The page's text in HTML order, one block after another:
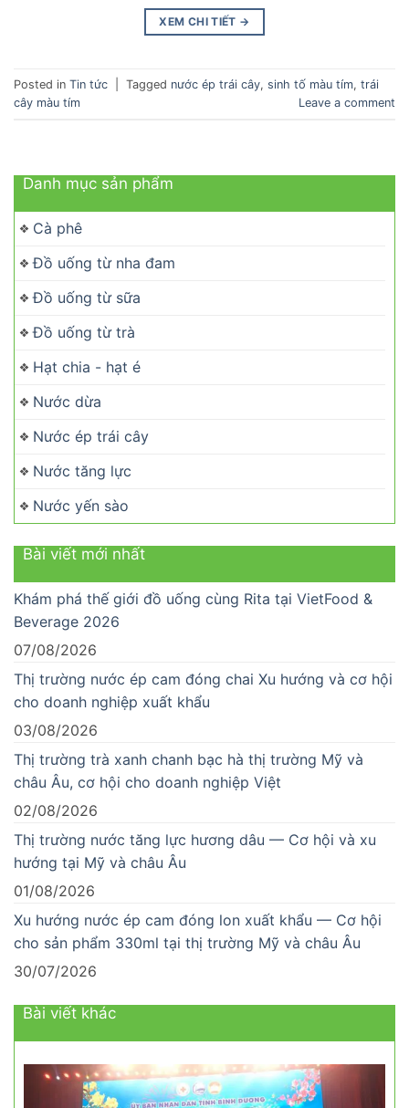
XEM CHI TIẾT →
Posted in Tin tức Tagged nước ép trái cây, sinh tố màu tím, trái
cây màu tím
Leave a comment
Danh mục sản phẩm
Cà phê
Đồ uống từ nha đam
Đồ uống từ sữa
Đồ uống từ trà
Hạt chia - hạt é
Nước dừa
Nước ép trái cây
Nước tăng lực
Nước yến sào
Bài viết mới nhất
Khám phá thế giới đồ uống cùng Rita tại VietFood &
Beverage 2026
07/08/2026
Thị trường nước ép cam đóng chai Xu hướng và cơ hội
cho doanh nghiệp xuất khẩu
03/08/2026
Thị trường trà xanh chanh bạc hà thị trường Mỹ và
châu Âu, cơ hội cho doanh nghiệp Việt
02/08/2026
Thị trường nước tăng lực hương dâu — Cơ hội và xu
hướng tại Mỹ và châu Âu
01/08/2026
Xu hướng nước ép cam đóng lon xuất khẩu — Cơ hội
cho sản phẩm 330ml tại thị trường Mỹ và châu Âu
30/07/2026
Bài viết khác